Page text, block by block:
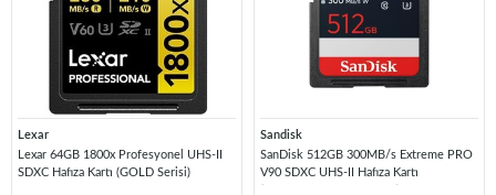
Lexar
Lexar 64GB 1800x Profesyonel UHS-II
SDXC Hafıza Kartı (GOLD Serisi)
Sandisk
SanDisk 512GB 300MB/s Extreme PRO
V90 SDXC UHS-II Hafıza Kartı